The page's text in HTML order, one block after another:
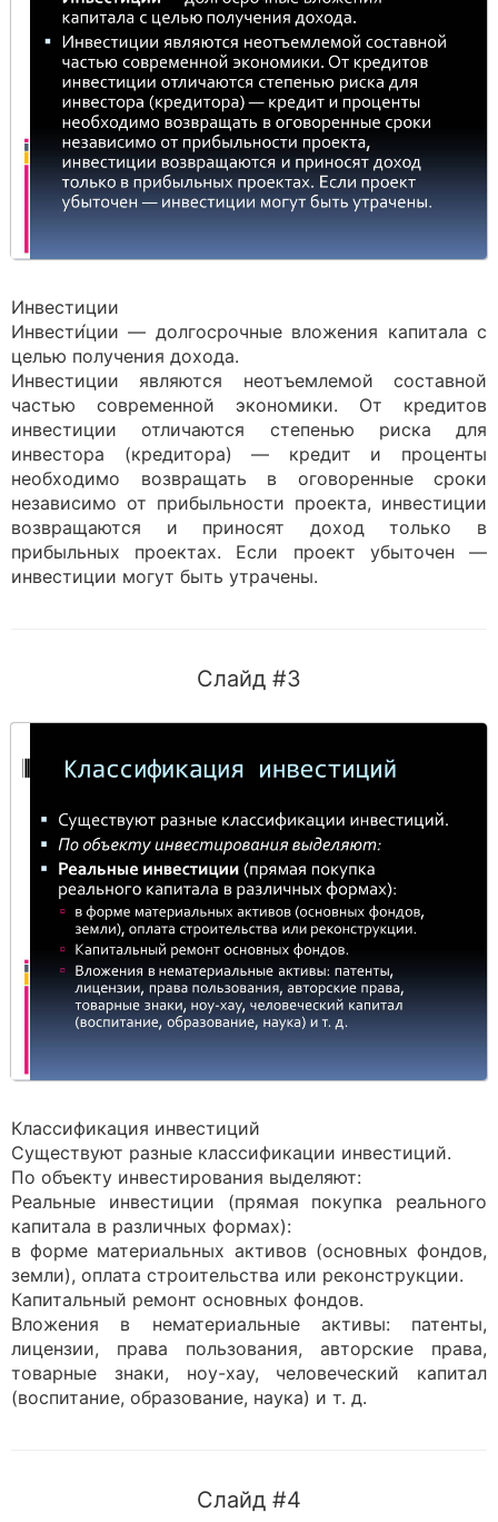
Инвестиции
Инвести́ции — долгосрочные вложения капитала с
целью получения дохода.
Инвестиции являются неотъемлемой составной
частью современной экономики. От кредитов
инвестиции отличаются степенью риска для
инвестора (кредитора) — кредит и проценты
необходимо возвращать в оговоренные сроки
независимо от прибыльности проекта, инвестиции
возвращаются и приносят доход только в
прибыльных проектах. Если проект убыточен —
инвестиции могут быть утрачены.
Слайд #3
Классификация инвестиций
Существуют разные классификации инвестиций.
По объекту инвестирования выделяют:
Реальные инвестиции (прямая покупка реального
капитала в различных формах):
в форме материальных активов (основных фондов,
земли), оплата строительства или реконструкции.
Капитальный ремонт основных фондов.
Вложения в нематериальные активы: патенты,
лицензии, права пользования, авторские права,
товарные знаки, ноу-хау, человеческий капитал
(воспитание, образование, наука) и т. д.
Слайд #4